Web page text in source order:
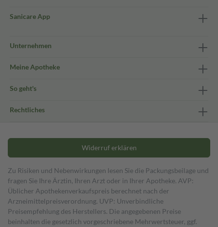
Sanicare App
Unternehmen
Meine Apotheke
So geht's
Rechtliches
Widerruf erklären
Zu Risiken und Nebenwirkungen lesen Sie die Packungsbeilage und
fragen Sie Ihre Ärztin, Ihren Arzt oder in Ihrer Apotheke. AVP:
Üblicher Apothekenverkaufspreis berechnet nach der
Arzneimittelpreisverordnung. UVP: Unverbindliche
Preisempfehlung des Herstellers. Die angegebenen Preise
beinhalten die gesetzlich vorgeschriebene Mehrwertsteuer, ggf.